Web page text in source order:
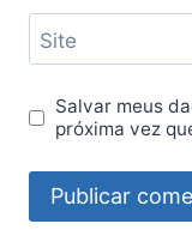
Site
Salvar meus
próxima vez